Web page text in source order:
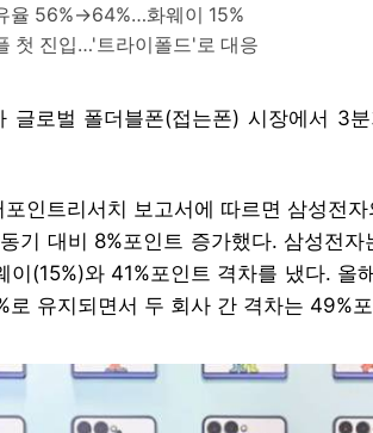
율 56%→64%…화웨이 15%
첫 진입…'트라이폴드'로 대응
글로벌 폴더블폰(접는폰) 시장에서 3
인트리서치 보고서에 따르면 삼성전
기 대비 8%포인트 증가했다. 삼성전
이(15%)와 41%포인트 격차를 냈다. 올
로 유지되면서 두 회사 간 격차는 49%